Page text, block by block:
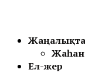
Жаһан
Ел-жер